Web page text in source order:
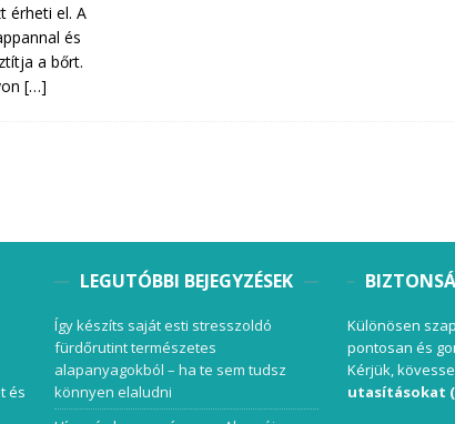
érheti el. A
és
a bőrt.
[…]
és
LEGUTÓBBI BEJEGYZÉSEK
Így készíts saját esti stresszoldó
fürdőrutint természetes
alapanyagokból – ha te sem tudsz
könnyen elaludni
Különösen
pontosan és
Kérjük,
utasításokat